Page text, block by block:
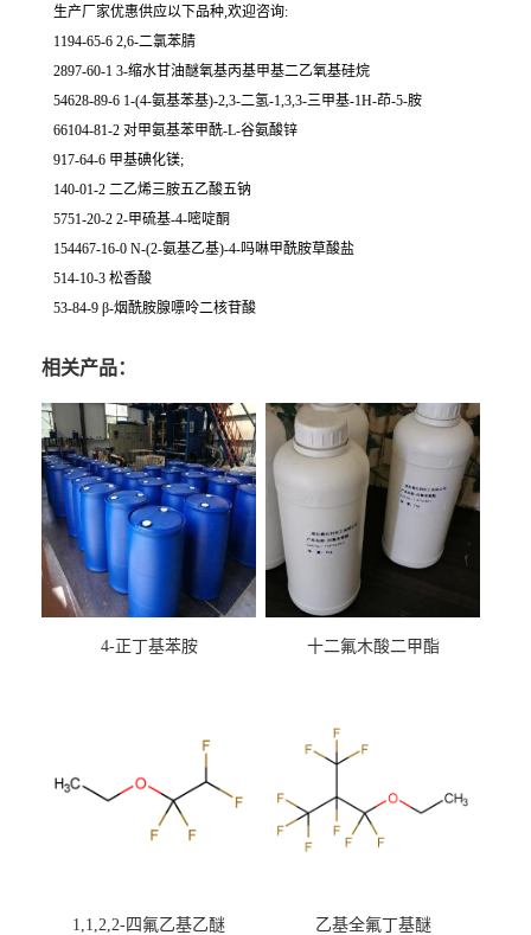
生产厂家优惠供应以下品种,欢迎咨询:
1194-65-6 2,6-二氯苯腈
2897-60-1 3-缩水甘油醚氧基丙基甲基二乙氧基硅烷
54628-89-6 1-(4-氨基苯基)-2,3-二氢-1,3,3-三甲基-1H-茚-5-胺
66104-81-2 对甲氨基苯甲酰-L-谷氨酸锌
917-64-6 甲基碘化镁;
140-01-2 二乙烯三胺五乙酸五钠
5751-20-2 2-甲硫基-4-嘧啶酮
154467-16-0 N-(2-氨基乙基)-4-吗啉甲酰胺草酸盐
514-10-3 松香酸
53-84-9 β-烟酰胺腺嘌呤二核苷酸
相关产品：
4-正丁基苯胺 十二氟木酸二甲酯
1,1,2,2-四氟乙基乙醚 乙基全氟丁基醚